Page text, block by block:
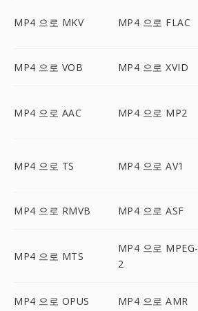
MP4 으로 MKV MP4 으로 FLAC
MP4 으로 VOB MP4 으로 XVID
MP4 으로 AAC MP4 으로 MP2
MP4 으로 TS MP4 으로 AV1
MP4 으로 RMVB MP4 으로 ASF
MP4 으로 MTS
MP4 으로 MPEG-
2
MP4 으로 OPUS MP4 으로 AMR